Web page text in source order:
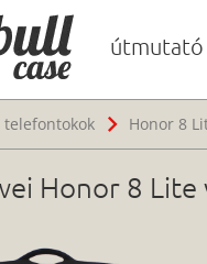
útmutató
telefontokok Honor 8
Honor 8